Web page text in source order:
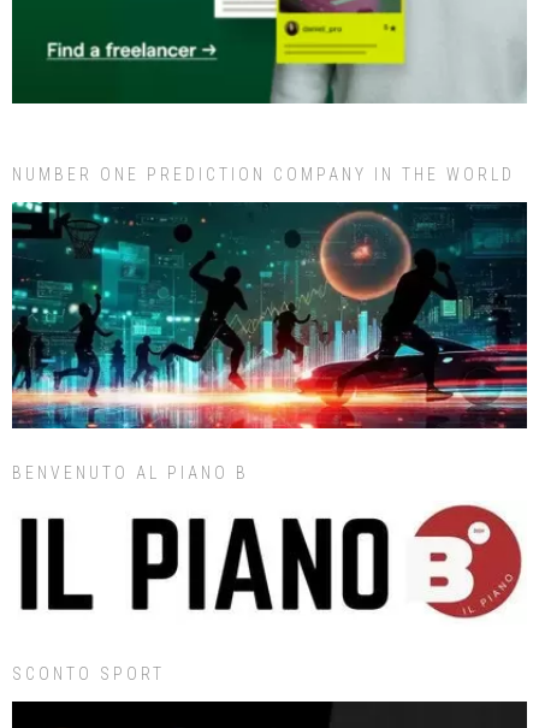
NUMBER ONE PREDICTION COMPANY IN THE WORLD
BENVENUTO AL PIANO B
SCONTO SPORT